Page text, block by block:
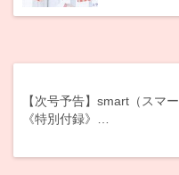
【次号予告】smart（スマ
《特別付録》…